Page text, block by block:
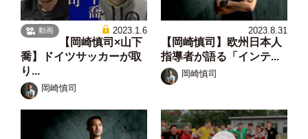
動画 2023.1.6
【岡崎慎司×山下
喬】ドイツサッカーが取
り...
岡崎慎司
2023.8.31
【岡崎慎司】欧州日本人
指導者が語る「インテ...
岡崎慎司